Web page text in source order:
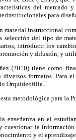
del
para
instruccional
selección del tipo de
introducir los
y difusión, y
(2010) tiene como
formatos. Para
Orquideofilia.
metodológica para la
enseñanza en el
la
y el